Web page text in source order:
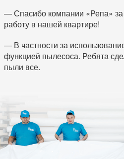
— Спасибо компании «Репа»
работу в нашей квартире!
— В частности за
функцией пылесоса. Ребята
пыли все.